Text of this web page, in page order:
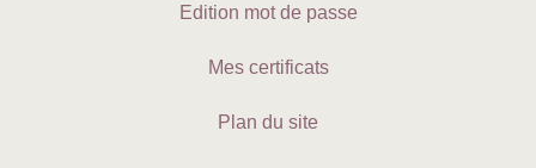
Edition mot de passe
Mes certificats
Plan du site